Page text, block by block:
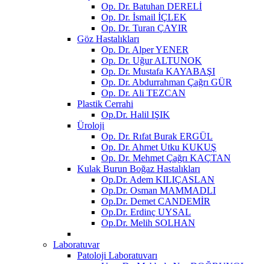
Op. Dr. Batuhan DERELİ
Op. Dr. İsmail İÇLEK
Op. Dr. Turan ÇAYIR
Göz Hastalıkları
Op. Dr. Alper YENER
Op. Dr. Uğur ALTUNOK
Op. Dr. Mustafa KAYABAŞI
Op. Dr. Abdurrahman Çağrı GÜR
Op. Dr. Ali TEZCAN
Plastik Cerrahi
Op.Dr. Halil IŞIK
Üroloji
Op. Dr. Rıfat Burak ERGÜL
Op. Dr. Ahmet Utku KUKUŞ
Op. Dr. Mehmet Çağrı KAÇTAN
Kulak Burun Boğaz Hastalıkları
Op.Dr. Adem KILIÇASLAN
Op.Dr. Osman MAMMADLI
Op.Dr. Demet CANDEMİR
Op.Dr. Erdinç UYSAL
Op.Dr. Melih SOLHAN
Laboratuvar
Patoloji Laboratuvarı